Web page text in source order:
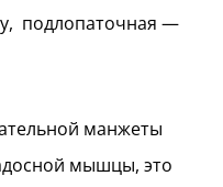
подлопаточная —
манжеты
мышцы, это